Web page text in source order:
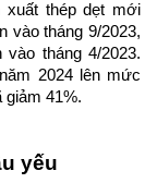
xuất thép dẹt mới
vào tháng 9/2023,
tháng 4/2023.
2024 lên mức
giảm 41%.
yếu